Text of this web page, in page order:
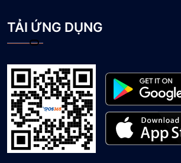
TẢI ỨNG DỤNG